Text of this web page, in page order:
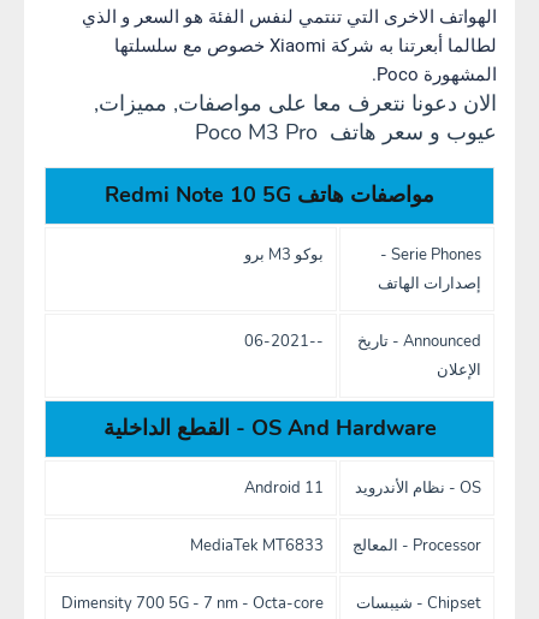
الهواتف الاخرى التي تنتمي لنفس الفئة هو السعر و الذي
لطالما أبعرتنا به شركة Xiaomi خصوص مع سلسلتها
المشهورة Poco.
الان دعونا نتعرف معا على مواصفات, مميزات,
عيوب و سعر هاتف Poco M3 Pro
مواصفات هاتف Redmi Note 10 5G
Serie Phones -
إصدارات الهاتف
بوكو M3 برو
Announced - تاريخ
الإعلان
--06-2021
OS And Hardware - القطع الداخلية
OS - نظام الأندرويد Android 11
Processor - المعالج MediaTek MT6833
Chipset - شيبسات
Dimensity 700 5G - 7 nm - Octa-core